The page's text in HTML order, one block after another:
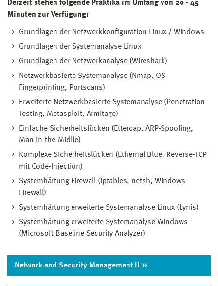
Master eingesetzt. Durch den Einsatz von virtualisierten
von überall und zu jeder Zeit genutzt werden. Somit
sind jetzt, zusätzlich zum Selbststudium, auch verteilte
Seminare möglich, die mit Hilfe eines Webkonferenz-
Systems wie bspw. Adobe Connect von einem
erfahrenen Dozenten begleitet werden können.
Derzeit stehen folgende Praktika im Umfang von 20 - 45
Minuten zur Verfügung:
Grundlagen der Netzwerkkonfiguration Linux / Windows
Grundlagen der Systemanalyse Linux
Grundlagen der Netzwerkanalyse (Wireshark)
Netzwerkbasierte Systemanalyse (Nmap, OS-
Fingerprinting, Portscans)
Erweiterte Netzwerkbasierte Systemanalyse (Penetration
Testing, Metasploit, Armitage)
Einfache Sicherheitslücken (Ettercap, ARP-Spoofing,
Man-in-the-Midlle)
Komplexe Sicherheitslücken (Ethernal Blue, Reverse-TCP
mit Code-Injection)
Systemhärtung Firewall (iptables, netsh, Windows
Firewall)
Systemhärtung erweiterte Systemanalyse Linux (Lynis)
Systemhärtung erweiterte Systemanalyse Windows
(Microsoft Baseline Security Analyzer)
Network and Security Management II